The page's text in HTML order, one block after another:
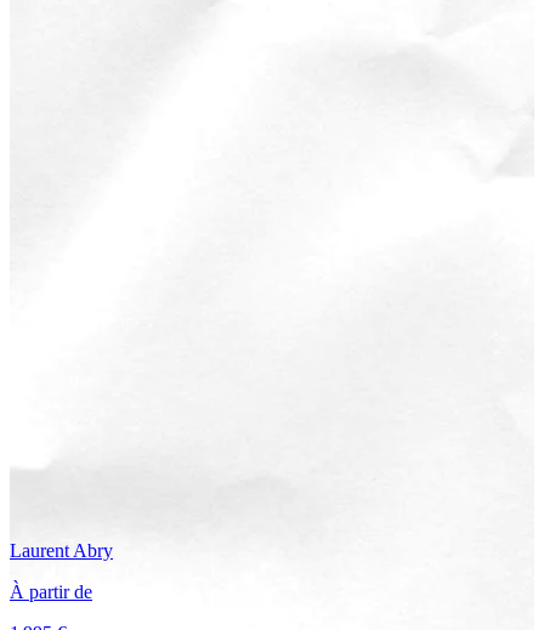
Laurent Abry
À partir de